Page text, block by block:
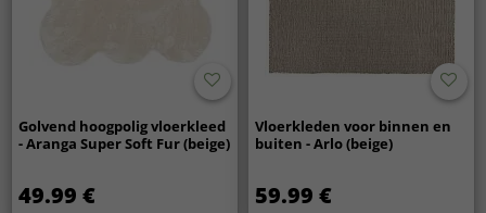
Golvend hoogpolig vloerkleed
- Aranga Super Soft Fur (beige)
49.99 €
Vloerkleden voor binnen en
buiten - Arlo (beige)
59.99 €